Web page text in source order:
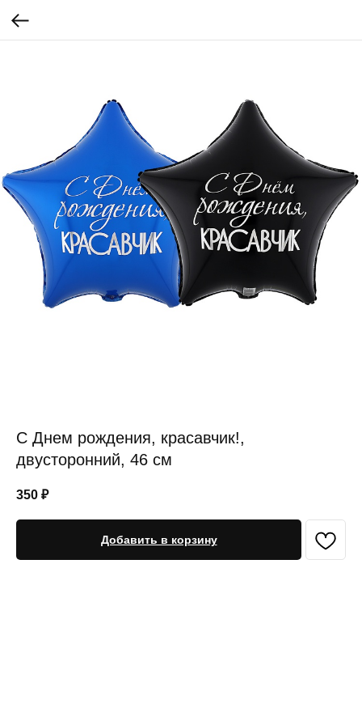
С Днем рождения, красавчик!,
двусторонний, 46 см
350 ₽
Добавить в корзину